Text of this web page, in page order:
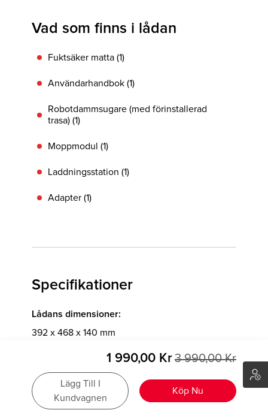
1 990,00 Kr 3 990,00 Kr
Lägg Till I
Kundvagnen
Köp Nu
Vad som finns i lådan
Fuktsäker matta (1)
Användarhandbok (1)
Robotdammsugare (med förinstallerad
trasa) (1)
Moppmodul (1)
Laddningsstation (1)
Adapter (1)
Specifikationer
Lådans dimensioner:
392 x 468 x 140 mm
Robotin paino:
Robotens vikt: